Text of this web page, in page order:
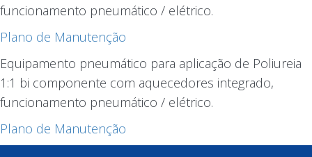
funcionamento pneumático / elétrico.
Plano de Manutenção
Equipamento pneumático para aplicação de Poliureia
1:1 bi componente com aquecedores integrado,
funcionamento pneumático / elétrico.
Plano de Manutenção